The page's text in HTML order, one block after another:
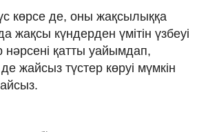
көрсе де, оны жақсылыққа
жақсы күндерден үмітін үзбеуі
нәрсені қатты уайымдап,
жайсыз түстер көруі мүмкін